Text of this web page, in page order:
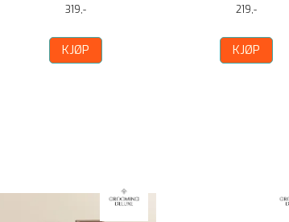
319,-
KJØP
219,-
KJØP